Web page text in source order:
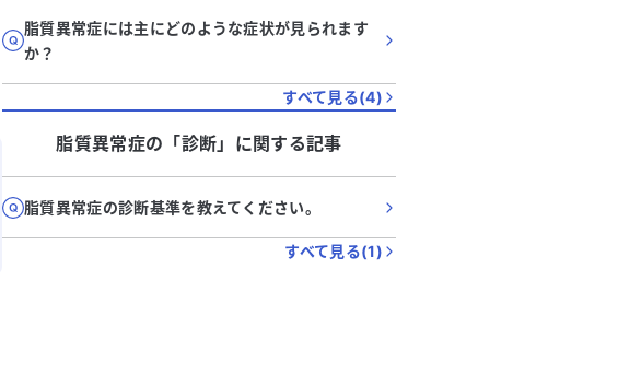
脂質異常症には主にどのような症状が見られます
か？
すべて見る(4)
脂質異常症の「診断」に関する記事
脂質異常症の診断基準を教えてください。
すべて見る(1)